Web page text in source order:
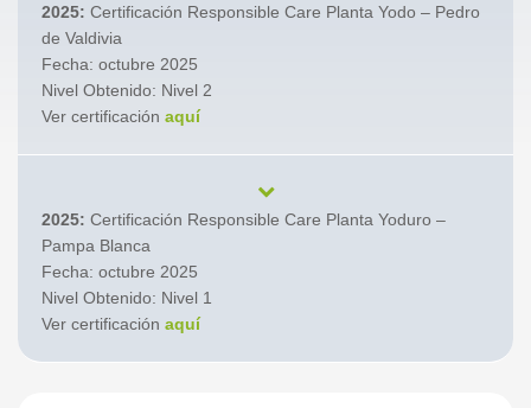
2025: Certificación Responsible Care Planta Yodo – Pedro
de Valdivia
Fecha: octubre 2025
Nivel Obtenido: Nivel 2
Ver certificación aquí
2025: Certificación Responsible Care Planta Yoduro –
Pampa Blanca
Fecha: octubre 2025
Nivel Obtenido: Nivel 1
Ver certificación aquí